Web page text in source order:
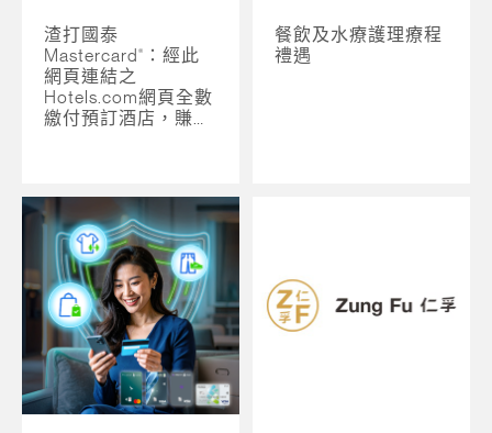
渣打國泰
Mastercard ®
：經此
網頁連結之
Hotels.com網頁全數
繳付預訂酒店，賺低
餐飲及水療護理療程
禮遇